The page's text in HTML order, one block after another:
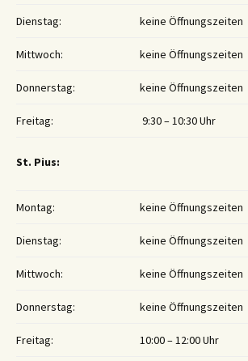
Dienstag: keine Öffnungszeiten
Mittwoch: keine Öffnungszeiten
Donnerstag: keine Öffnungszeiten
Freitag: 9:30 – 10:30 Uhr
St. Pius:
Montag: keine Öffnungszeiten
Dienstag: keine Öffnungszeiten
Mittwoch: keine Öffnungszeiten
Donnerstag: keine Öffnungszeiten
Freitag: 10:00 – 12:00 Uhr